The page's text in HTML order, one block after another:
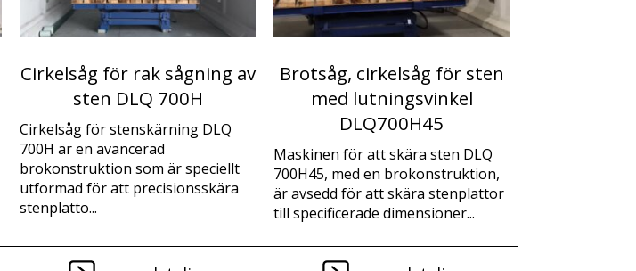
Cirkelsåg för rak sågning av
sten DLQ 700H
Cirkelsåg för stenskärning DLQ
700H är en avancerad
brokonstruktion som är speciellt
utformad för att precisionsskära
stenplatto...
Brotsåg, cirkelsåg för sten
med lutningsvinkel
DLQ700H45
Maskinen för att skära sten DLQ
700H45, med en brokonstruktion,
är avsedd för att skära stenplattor
till specificerade dimensioner...